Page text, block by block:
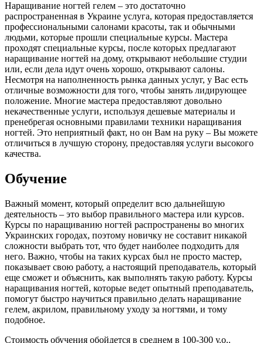
Наращивание ногтей гелем – это достаточно
распространенная в Украине услуга, которая предоставляется
профессиональными салонами красоты, так и обычными
людьми, которые прошли специальные курсы. Мастера
проходят специальные курсы, после которых предлагают
наращивание ногтей на дому, открывают небольшие студии
или, если дела идут очень хорошо, открывают салоны.
Несмотря на наполненность рынка данных услуг, у Вас есть
отличные возможности для того, чтобы занять лидирующее
положение. Многие мастера предоставляют довольно
некачественные услуги, используя дешевые материалы и
пренебрегая основными правилами техники наращивания
ногтей. Это неприятный факт, но он Вам на руку – Вы можете
отличиться в лучшую сторону, предоставляя услуги высокого
качества.
Обучение
Важный момент, который определит всю дальнейшую
деятельность – это выбор правильного мастера или курсов.
Курсы по наращиванию ногтей распространены во многих
Украинских городах, поэтому новичку не составит никакой
сложности выбрать тот, что будет наиболее подходить для
него. Важно, чтобы на таких курсах был не просто мастер,
показывает свою работу, а настоящий преподаватель, который
еще сможет и объяснить, как выполнять такую работу. Курсы
наращивания ногтей, которые ведет опытный преподаватель,
помогут быстро научиться правильно делать наращивание
гелем, акрилом, правильному уходу за ногтями, и тому
подобное.
Стоимость обучения обойдется в среднем в 100-300 у.о..